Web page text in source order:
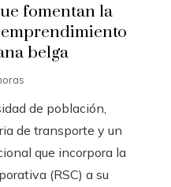
fomentan la
belga
de población,
de transporte y un
que incorpora la
(RSC) a su